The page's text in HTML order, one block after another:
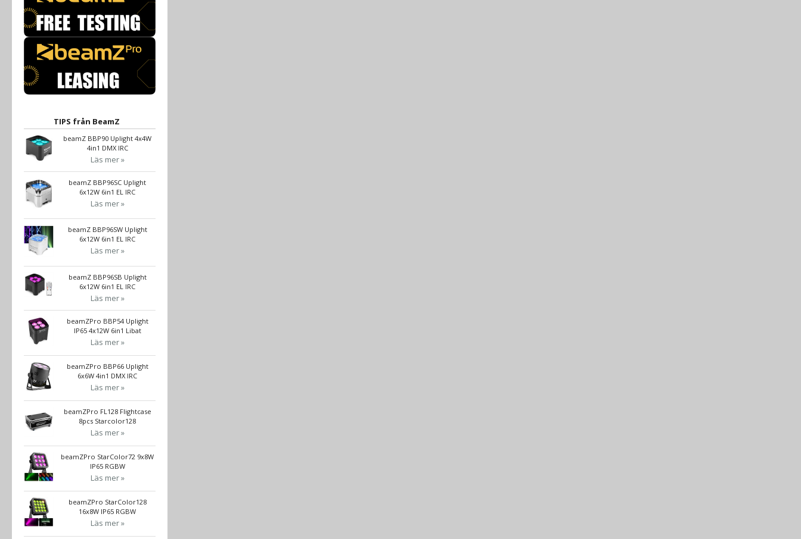
TIPS från BeamZ
beamZ BBP90 Uplight 4x4W
4in1 DMX IRC
Läs mer »
beamZ BBP96SC Uplight
6x12W 6in1 EL IRC
Läs mer »
beamZ BBP96SW Uplight
6x12W 6in1 EL IRC
Läs mer »
beamZ BBP96SB Uplight
6x12W 6in1 EL IRC
Läs mer »
beamZPro BBP54 Uplight
IP65 4x12W 6in1 Libat
Läs mer »
beamZPro BBP66 Uplight
6x6W 4in1 DMX IRC
Läs mer »
beamZPro FL128 Flightcase
8pcs Starcolor128
Läs mer »
beamZPro StarColor72 9x8W
IP65 RGBW
Läs mer »
beamZPro StarColor128
16x8W IP65 RGBW
Läs mer »